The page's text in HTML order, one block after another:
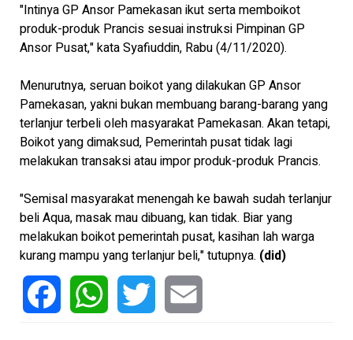
"Intinya GP Ansor Pamekasan ikut serta memboikot
produk-produk Prancis sesuai instruksi Pimpinan GP
Ansor Pusat," kata Syafiuddin, Rabu (4/11/2020).
Menurutnya, seruan boikot yang dilakukan GP Ansor
Pamekasan, yakni bukan membuang barang-barang yang
terlanjur terbeli oleh masyarakat Pamekasan. Akan tetapi,
Boikot yang dimaksud, Pemerintah pusat tidak lagi
melakukan transaksi atau impor produk-produk Prancis.
"Semisal masyarakat menengah ke bawah sudah terlanjur
beli Aqua, masak mau dibuang, kan tidak. Biar yang
melakukan boikot pemerintah pusat, kasihan lah warga
kurang mampu yang terlanjur beli," tutupnya. (did)